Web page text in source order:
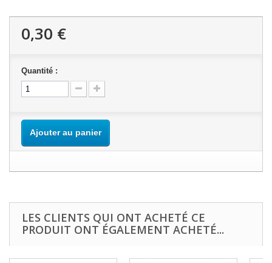
0,30 €
Quantité :
Ajouter au panier
LES CLIENTS QUI ONT ACHETÉ CE
PRODUIT ONT ÉGALEMENT ACHETÉ...